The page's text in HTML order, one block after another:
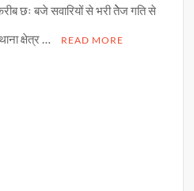
छः बजे सवारियों से भरी तेेेज गति से
क्षेत्र …
READ MORE